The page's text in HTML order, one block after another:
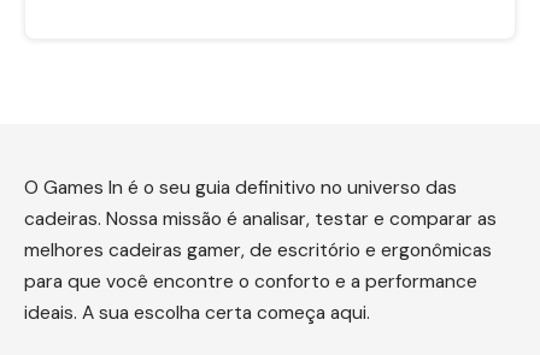
O Games In é o seu guia definitivo no universo das
cadeiras. Nossa missão é analisar, testar e comparar as
melhores cadeiras gamer, de escritório e ergonômicas
para que você encontre o conforto e a performance
ideais. A sua escolha certa começa aqui.